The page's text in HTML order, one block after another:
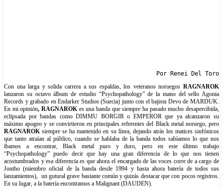
Por Renei Del Toro
Con una larga y solida carrera a sus espaldas, los veteranos noruegos RAGNAROK
lanzaron su octavo álbum de estudio “Psychopathology” de la mano del sello Agonia
Records y grabado en Endarker Studios (Suecia) junto con el bajista Devo de MARDUK.
En mi opinión, RAGNAROKes una banda que siempre ha pasado mucho desapercibida,
eclipsada por bandas como DIMMU BORGIR o EMPEROR que ya alcanzaron su
máximo apogeo y se convirtieron en principales referentes del Black metal noruego, pero
RAGNAROKsiempre se ha mantenido en su línea, dejando atrás los matices sinfónicos
que tanto atraían al público, cuando se hablaba de la banda todos sabíamos lo que nos
íbamos a encontrar, Black metal puro y duro, pero en este último trabajo
“Psychopathology” puedo decir que hay una gran diferencia de lo que nos tienen
acostumbrados y esa diferencia es que ahora el encargado de las voces corre de a cargo de
Jontho (miembro oficial de la banda desde 1994 y hasta ahora batería de todos sus
lanzamientos), un gutural grave bastante común y quizás destacar que con pocos registros.
En su lugar, a la batería encontramos a Malignant (DAUDEN).